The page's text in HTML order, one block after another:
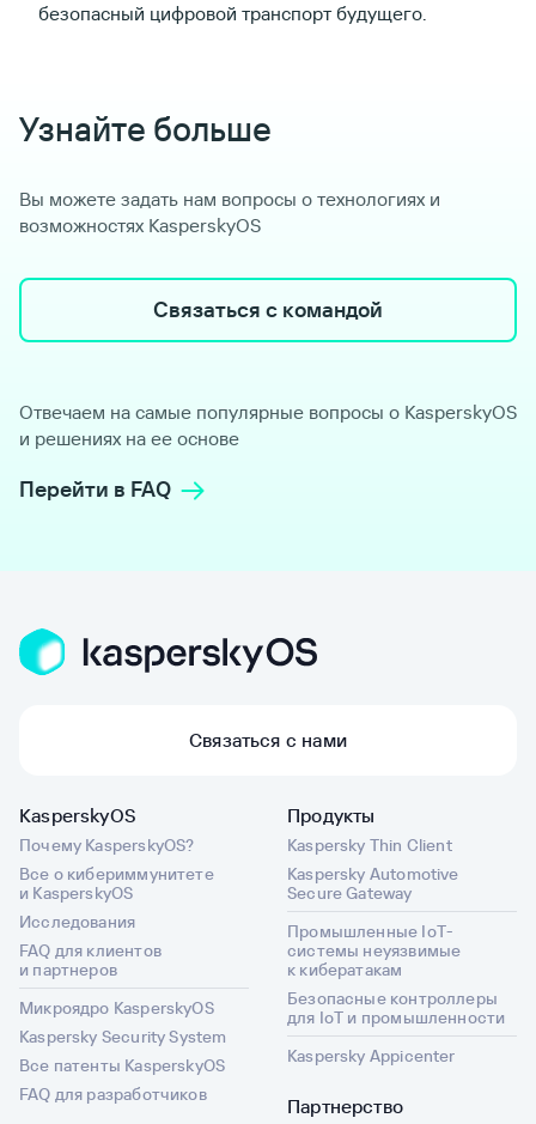
безопасный цифровой транспорт будущего.
Узнайте больше
Вы можете задать нам вопросы о технологиях и
возможностях KasperskyOS
Связаться с командой
Отвечаем на самые популярные вопросы о KasperskyOS
и решениях на ее основе
Перейти в FAQ
Связаться с нами
KasperskyOS
Почему KasperskyOS?
Все о кибериммунитете
и KasperskyOS
Исследования
FAQ для клиентов
и партнеров
Микроядро KasperskyOS
Kaspersky Security System
Все патенты KasperskyOS
FAQ для разработчиков
Продукты
Kaspersky Thin Client
Kaspersky Automotive
Secure Gateway
Промышленные IoT-
системы неуязвимые
к кибератакам
Безопасные контроллеры
для IoT и промышленности
Kaspersky Appicenter
Партнерство